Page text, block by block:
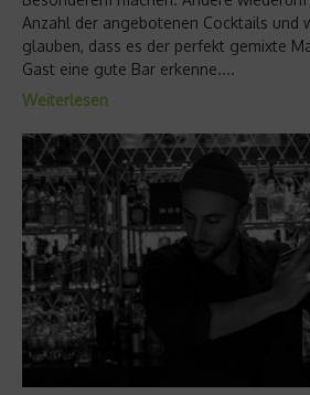
Anzahl der angebotenen Cocktails und
glauben, dass es der perfekt gemixte
Gast eine gute Bar erkenne....
Weiterlesen